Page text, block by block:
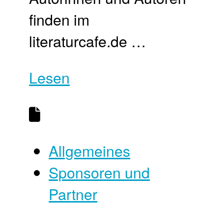
finden im
literaturcafe.de …
Lesen
Allgemeines
Sponsoren und
Partner